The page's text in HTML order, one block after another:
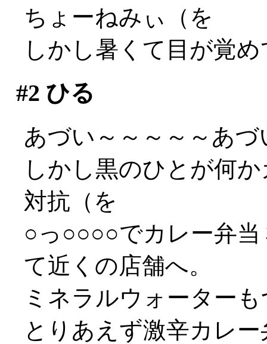
ちょーねみぃ（を
しかし暑くて目が覚
#2 ひる
あづい～～～～～あ
しかし黒のひとが何
対抗（を
○っ○○○○でカレー弁
て近くの店舗へ。
ミネラルウォーター
とりあえず激辛カレ